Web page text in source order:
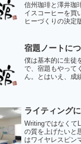
信州珈琲と澤井珈
イスコーヒーを買
ヒーづくりの決定
苦み香りが先行し
が出にくい。味が
宿題ノートに
僕は基本的に生徒
で、宿題もやって
ん。とはいえ、成
フでも良いですが
ライティング
Writingではなくて
の質を上げたいと
はワイヤレスピン